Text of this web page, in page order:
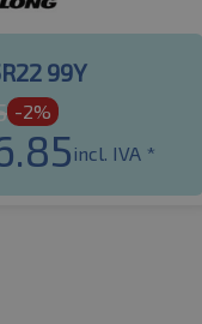
99Y
-2%
incl. IVA *